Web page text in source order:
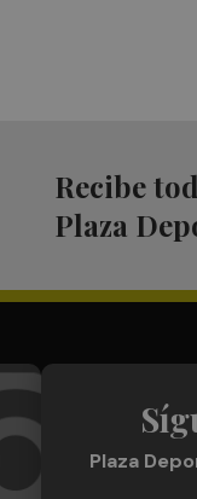
Recibe
Plaza
Plaza